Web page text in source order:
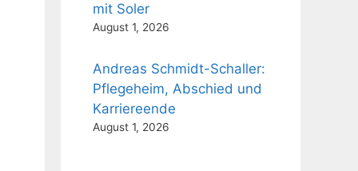
mit Soler
August 1, 2026
Andreas Schmidt-Schaller:
Pflegeheim, Abschied und
Karriereende
August 1, 2026